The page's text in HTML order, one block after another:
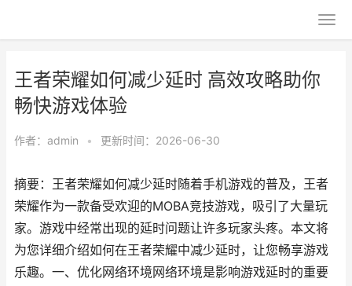
王者荣耀如何减少延时 高效攻略助你
畅快游戏体验
作者： admin • 更新时间：2026-06-30
摘要：王者荣耀如何减少延时随着手机游戏的普及，王者
荣耀作为一款备受欢迎的MOBA竞技游戏，吸引了大量玩
家。游戏中经常出现的延时问题让许多玩家头疼。本文将
为您详细介绍如何在王者荣耀中减少延时，让您畅享游戏
乐趣。一、优化网络环境网络环境是影响游戏延时的重要